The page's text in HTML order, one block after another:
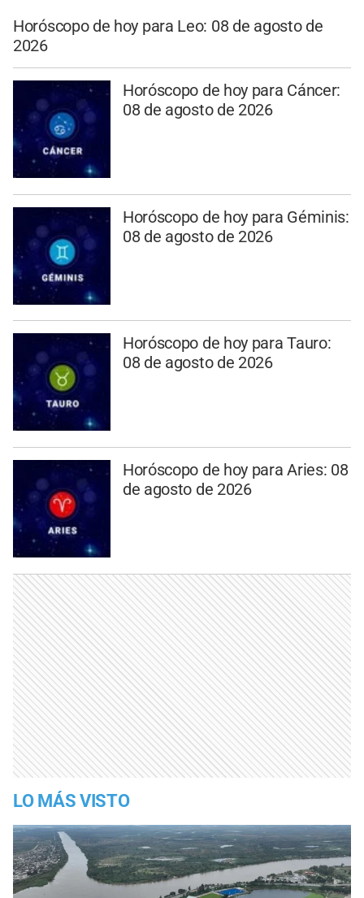
Horóscopo de hoy para Leo: 08 de agosto de
2026
Horóscopo de hoy para Cáncer:
08 de agosto de 2026
Horóscopo de hoy para Géminis:
08 de agosto de 2026
Horóscopo de hoy para Tauro:
08 de agosto de 2026
Horóscopo de hoy para Aries: 08
de agosto de 2026
LO MÁS VISTO